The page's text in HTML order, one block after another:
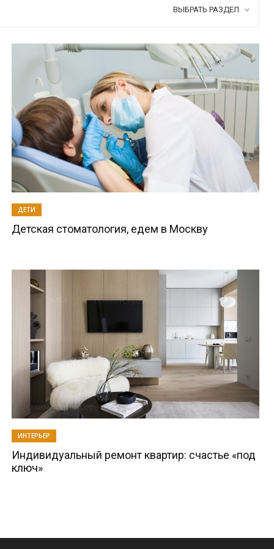
ВЫБРАТЬ РАЗДЕЛ
ДЕТИ
Детская стоматология, едем в Москву
ИНТЕРЬЕР
Индивидуальный ремонт квартир: счастье «под
ключ»